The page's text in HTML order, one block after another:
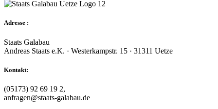
Adresse :
Staats Galabau
Andreas Staats e.K. · Westerkampstr. 15 · 31311 Uetze
Kontakt:
(05173) 92 69 19 2,
anfragen@staats-galabau.de